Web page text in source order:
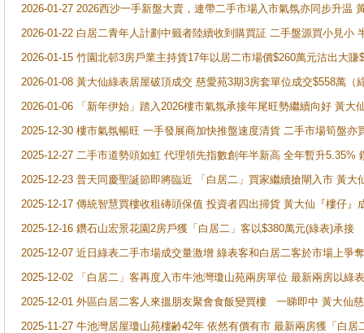
2026-01-27 2026西沙一手新盤大賣，連帶二手市場入市氣氛亦同步升温
2026-01-22 白居二青年人計劃中籤者陸續收到購買証 二手盤源買小見小
2026-01-15 竹園北邨3房戶業主持貨17年以居二市場價$260萬元沽出大賺
2026-01-08 黃大仙綠表居屋破頂成交 慈愛苑3期3房套單位成交$558萬（
2026-01-06 「新年伊始」踏入2026樓市氣氛承接年尾旺勢繼續向好 黃
2025-12-30 樓市氣氛暢旺 一手發展商加快推盤速度清貨 二手市場筍盤
2025-12-27 二手市道勢頭如虹 代理領先指數創年半新高 全年暫升5.35%
2025-12-23 普天同慶聖誕節即將臨近 「白居二」買家繼續搶閘入市 黃
2025-12-17 傳統智慧買樓收租磚頭保值 投資者四出掃貨 黃大仙『樓仔
2025-12-16 鑽石山宏景花園2房戶獲「白居二」客以$380萬元(綠表)承接
2025-12-07 近日綠表二手市場成交量激增 綠表客和白居二客於市場上
2025-12-02 「白居二」客再度入市牛池灣瓊山苑兩房單位 最新兩房以綠
2025-12-01 外區白居二客人來搵朋友聚會食飯變買樓 一睇即中 黃大仙
2025-11-27 牛池灣居屋瓊山苑樓齢42年 依然有價有市 最新兩房獲「白居